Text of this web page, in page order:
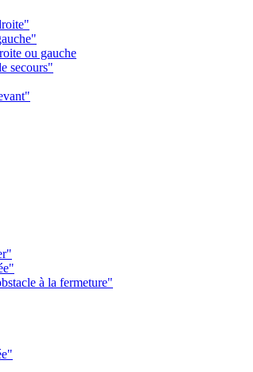
ou gauche
secours"
à la fermeture"